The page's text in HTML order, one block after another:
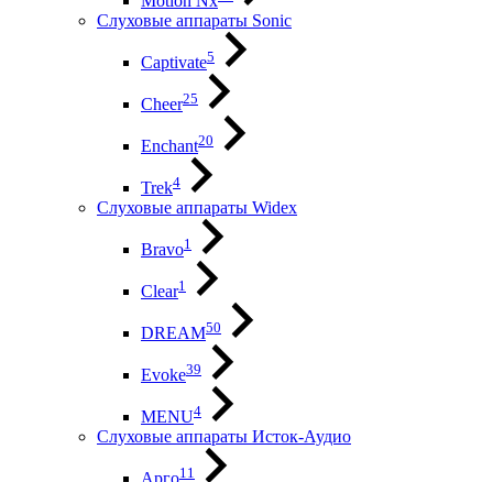
Слуховые аппараты Sonic
Captivate5
Cheer25
Enchant20
Trek4
Слуховые аппараты Widex
Bravo1
Clear1
DREAM50
Evoke39
MENU4
Слуховые аппараты Исток-Аудио
11